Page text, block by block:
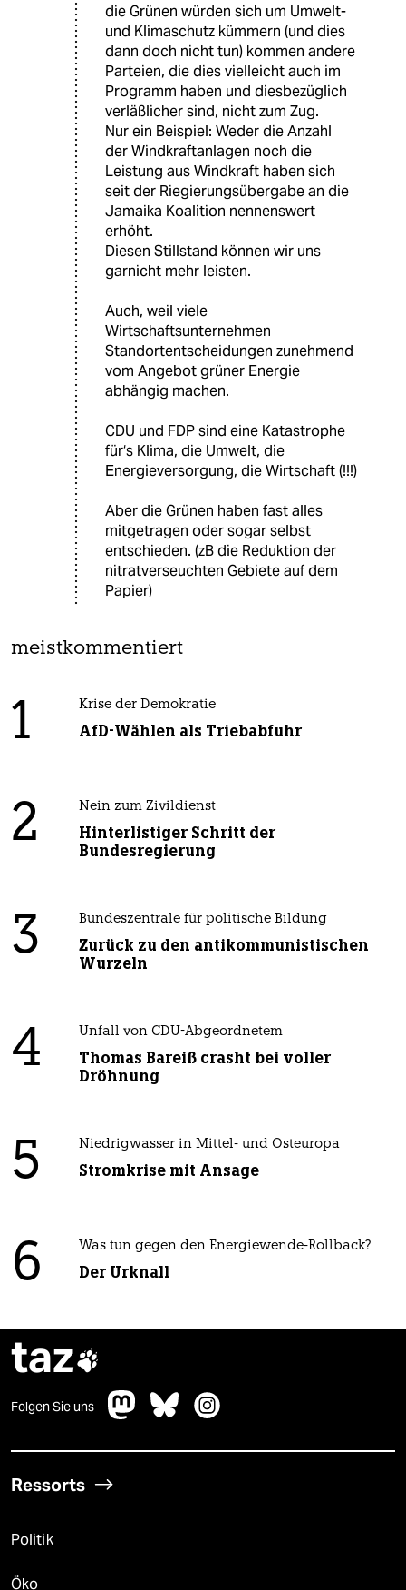
die Grünen würden sich um Umwelt-
und Klimaschutz kümmern (und dies
dann doch nicht tun) kommen andere
Parteien, die dies vielleicht auch im
Programm haben und diesbezüglich
verläßlicher sind, nicht zum Zug.
Nur ein Beispiel: Weder die Anzahl
der Windkraftanlagen noch die
Leistung aus Windkraft haben sich
seit der Riegierungsübergabe an die
Jamaika Koalition nennenswert
erhöht.
Diesen Stillstand können wir uns
garnicht mehr leisten.
Auch, weil viele
Wirtschaftsunternehmen
Standortentscheidungen zunehmend
vom Angebot grüner Energie
abhängig machen.
CDU und FDP sind eine Katastrophe
für‘s Klima, die Umwelt, die
Energieversorgung, die Wirtschaft (!!!)
Aber die Grünen haben fast alles
mitgetragen oder sogar selbst
entschieden. (zB die Reduktion der
nitratverseuchten Gebiete auf dem
Papier)
meistkommentiert
1 Krise der Demokratie
AfD-Wählen als Triebabfuhr
2 Nein zum Zivildienst
Hinterlistiger Schritt der
Bundesregierung
3 Bundeszentrale für politische Bildung
Zurück zu den antikommunistischen
Wurzeln
4 Unfall von CDU-Abgeordnetem
Thomas Bareiß crasht bei voller
Dröhnung
5 Niedrigwasser in Mittel- und Osteuropa
Stromkrise mit Ansage
6 Was tun gegen den Energiewende-Rollback?
Der Urknall
taz
Folgen Sie uns
Ressorts
Politik
Öko